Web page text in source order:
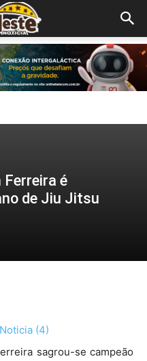
é
de Jiu Jitsu
sagrou-se campeão